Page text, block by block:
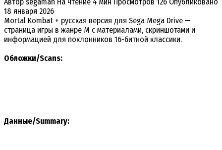
18 января 2026
Mortal Kombat + русская версия для Sega Mega Drive —
страница игры в жанре M с материалами, скриншотами и
информацией для поклонников 16-битной классики.
Обложки/Scans:
Данные/Summary: